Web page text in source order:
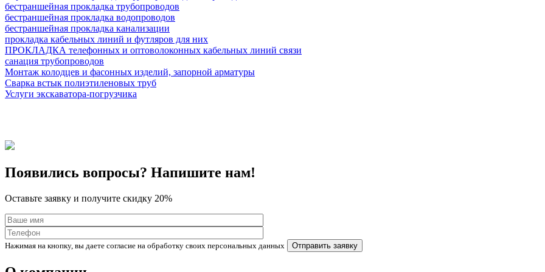
бестраншейная прокладка трубопроводов
бестраншейная прокладка водопроводов
бестраншейная прокладка канализации
прокладка кабельных линий и футляров для них
ПРОКЛАДКА телефонных и оптоволоконных кабельных линий связи
санация трубопроводов
Монтаж колодцев и фасонных изделий, запорной арматуры
Сварка встык полиэтиленовых труб
Услуги экскаватора-погрузчика
Появились вопросы? Напишите нам!
Оставьте заявку и получите скидку 20%
Нажимая на кнопку, вы даете согласие на обработку своих персональных данных